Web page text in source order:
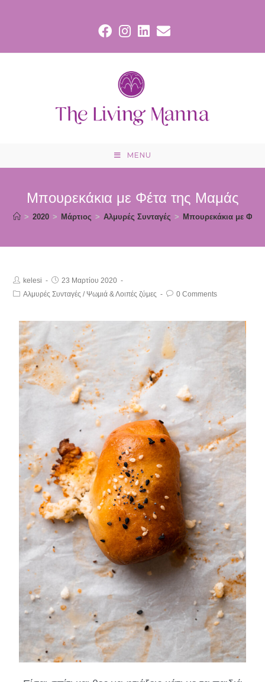
MENU
Μπουρεκάκια με Φέτα της Μαμάς
> 2020 > Μάρτιος > Αλμυρές Συνταγές > Μπουρεκάκια με
kelesi
23 Μαρτίου 2020
Αλμυρές Συνταγές / Ψωμιά & Λοιπές ζύμες 0 Comments